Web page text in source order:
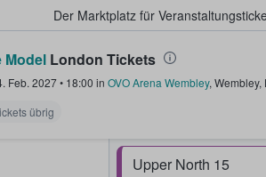
Der Marktplatz für
- Wo Fans Tickets kaufen
Model London Tickets
Feb. 2027• 18:00 in OVO Arena Wembley, Wembley,
übrig
Upper North 15